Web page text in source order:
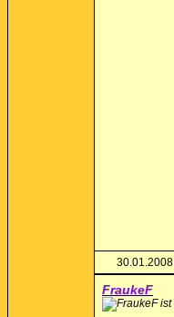
30.01.2008
FraukeF